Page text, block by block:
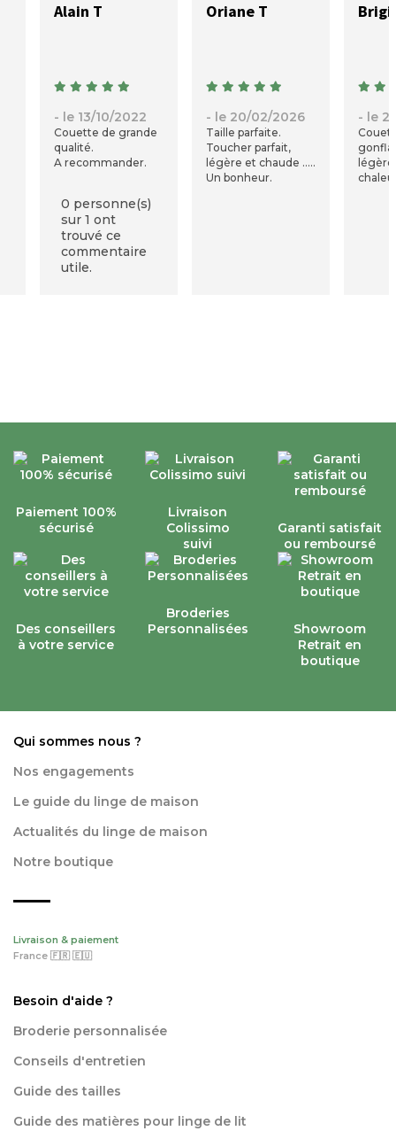
Alain T
- le 13/10/2022
Couette de grande
qualité.
A recommander.
0 personne(s)
sur 1 ont
trouvé ce
commentaire
utile.
Oriane T
- le 20/02/2026
Taille parfaite.
Toucher parfait,
légère et chaude ..
Un bonheur.
- le
Paiement 100%
sécurisé
Livraison
Colissimo
suivi
Garanti satisfait
ou remboursé
Des conseillers
à votre service
Broderies
Personnalisées
Showroom
Retrait en
boutique
Qui sommes nous ?
Nos engagements
Le guide du linge de maison
Actualités du linge de maison
Notre boutique
Livraison & paiement
France 🇫🇷 🇪🇺
Besoin d'aide ?
Broderie personnalisée
Conseils d'entretien
Guide des tailles
Guide des matières pour linge de lit